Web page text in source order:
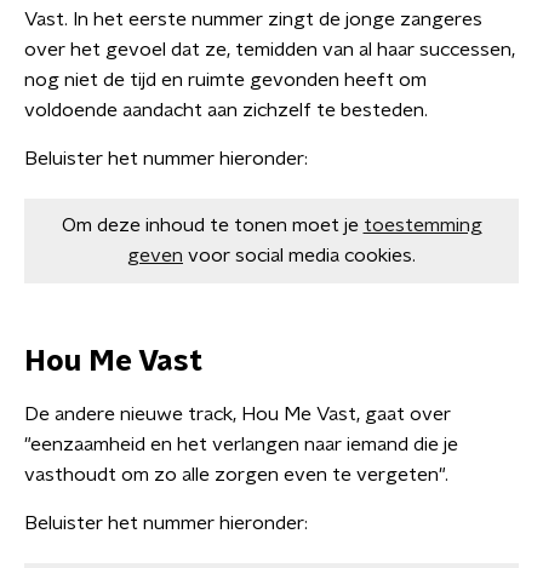
Vast. In het eerste nummer zingt de jonge zangeres
over het gevoel dat ze, temidden van al haar successen,
nog niet de tijd en ruimte gevonden heeft om
voldoende aandacht aan zichzelf te besteden.
Beluister het nummer hieronder:
Om deze inhoud te tonen moet je toestemming
geven voor social media cookies.
Hou Me Vast
De andere nieuwe track, Hou Me Vast, gaat over
"eenzaamheid en het verlangen naar iemand die je
vasthoudt om zo alle zorgen even te vergeten".
Beluister het nummer hieronder: